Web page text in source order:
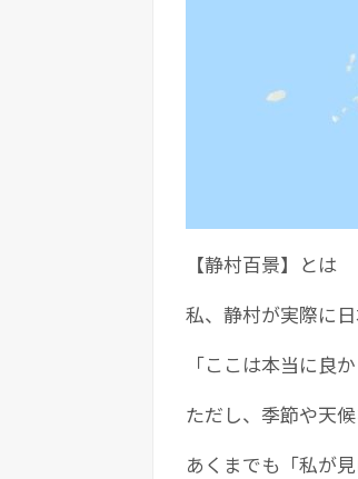
【静村百景】とは
私、静村が実際に
「ここは本当に良
ただし、季節や天
あくまでも「私が